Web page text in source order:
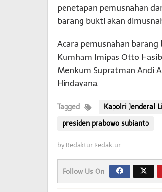
penetapan pemusnahan
barang bukti akan
Acara pemusnahan
Kumham Imipas Otto
Menkum Supratman Andi
Hindayana.
Tagged Kapolri Jenderal
presiden prabowo subianto
by Redaktur Redaktur
Follow Us On